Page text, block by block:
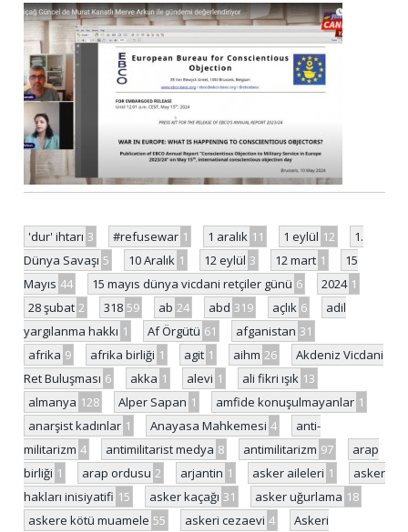
'dur' ihtarı 3 #refusewar 1 1 aralık 11 1 eylül 12
1.
Dünya Savaşı 5 10 Aralık 1 12 eylül 3 12 mart 1
15
Mayıs 44 15 mayıs dünya vicdani retçiler günü 6 2024 1
28 şubat 2 318 59 ab 24 abd 319 açlık 6
adil
yargılanma hakkı 1 Af Örgütü 61 afganistan 31
afrika 9 afrika birliği 1 agit 1 aihm 26
Akdeniz Vicdani
Ret Buluşması 6 akka 1 alevi 1 ali fikri ışık 13
almanya 128 Alper Sapan 1 amfide konuşulmayanlar 1
anarşist kadınlar 1 Anayasa Mahkemesi 4
anti-
militarizm 4 antimilitarist medya 8 antimilitarizm 97
arap
birliği 1 arap ordusu 2 arjantin 1 asker aileleri 1
asker
hakları inisiyatifi 15 asker kaçağı 31 asker uğurlama 18
askere kötü muamele 55 askeri cezaevi 4
Askeri